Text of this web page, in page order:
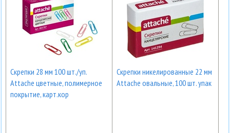
Скрепки 28 мм 100 шт./уп.
Attache цветные, полимерное
покрытие, карт.кор
Скрепки никелированные 22 мм
Attache овальные, 100 шт. упак